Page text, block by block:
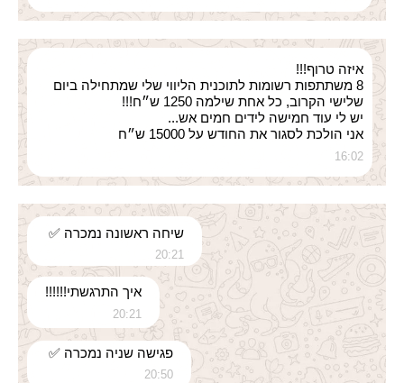
איזה טרוף!!!
8 משתתפות רשומות לתוכנית הליווי שלי שמתחילה ביום
שלישי הקרוב, כל אחת שילמה 1250 ש״ח!!!
יש לי עוד חמישה לידים חמים אש...
אני הולכת לסגור את החודש על 15000 ש״ח
16:02
שיחה ראשונה נמכרה ✅
20:21
איך התרגשתי!!!!!!
20:21
פגישה שניה נמכרה ✅
20:50